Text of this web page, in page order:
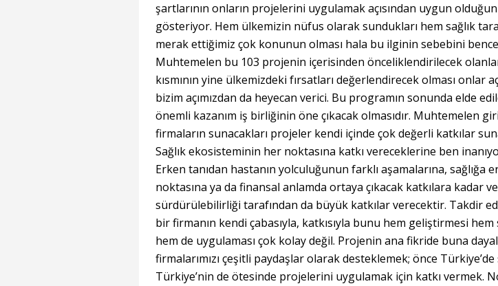
şartlarının onların projelerini uygulamak açısından uygun
gösteriyor. Hem ülkemizin nüfus olarak sundukları hem sağlık
merak ettiğimiz çok konunun olması hala bu ilginin sebebini bence
Muhtemelen bu 103 projenin içerisinden önceliklendirilecek
kısmının yine ülkemizdeki fırsatları değerlendirecek olması onlar
bizim açımızdan da heyecan verici. Bu programın sonunda elde
önemli kazanım iş birliğinin öne çıkacak olmasıdır. Muhtemelen
firmaların sunacakları projeler kendi içinde çok değerli katkılar
Sağlık ekosisteminin her noktasına katkı vereceklerine ben
Erken tanıdan hastanın yolculuğunun farklı aşamalarına, sağlığa
noktasına ya da finansal anlamda ortaya çıkacak katkılara kadar
sürdürülebilirliği tarafından da büyük katkılar verecektir. Takdir
bir firmanın kendi çabasıyla, katkısıyla bunu hem geliştirmesi hem
hem de uygulaması çok kolay değil. Projenin ana fikride buna
firmalarımızı çeşitli paydaşlar olarak desteklemek; önce
Türkiye’nin de ötesinde projelerini uygulamak için katkı vermek.